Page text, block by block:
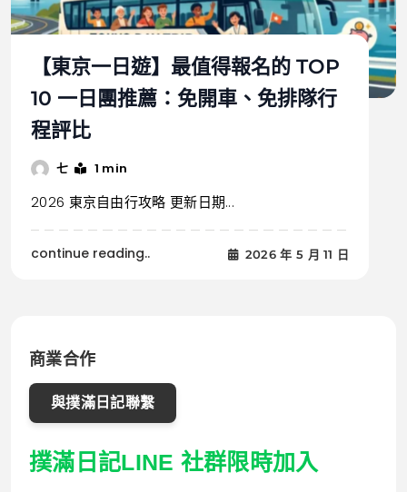
【東京一日遊】最值得報名的 TOP
10 一日團推薦：免開車、免排隊行
程評比
七 1 min
2026 東京自由行攻略 更新日期...
continue reading.. 2026 年 5 月 11 日
商業合作
與撲滿日記聯繫
撲滿日記LINE 社群限時加入